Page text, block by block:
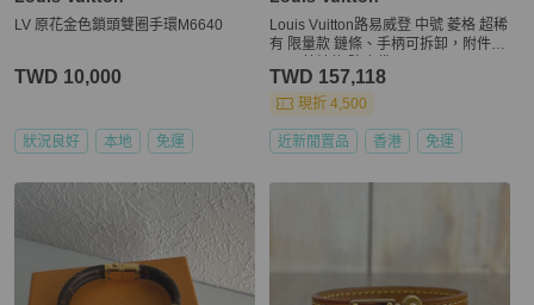
LV 原花金色鎖頭雙圈手環M6640
TWD 10,000
狀況良好 本地 免運
Louis Vuitton路易威登 中號 菱格 超稀
有 限量款 鏈條、手柄可拆卸，附件鏡
TWD 157,118
現折 4,500
近新閒置品 香港 免運